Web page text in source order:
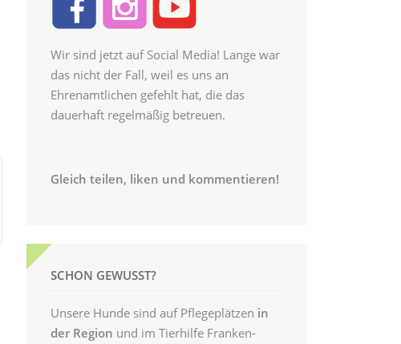
Wir sind jetzt auf Social Media! Lange war
das nicht der Fall, weil es uns an
Ehrenamtlichen gefehlt hat, die das
dauerhaft regelmäßig betreuen.
Gleich teilen, liken und kommentieren!
SCHON GEWUSST?
Unsere Hunde sind auf Pflegeplätzen in
der Region und im Tierhilfe Franken-